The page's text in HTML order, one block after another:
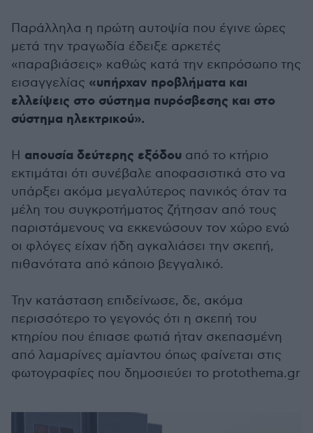
Παράλληλα η πρώτη αυτοψία που έγινε ώρες
μετά την τραγωδία έδειξε αρκετές
«παραβιάσεις» καθώς κατά την εκπρόσωπο της
εισαγγελίας «υπήρχαν προβλήματα και
ελλείψεις στο σύστημα πυρόσβεσης και στο
σύστημα ηλεκτρικού».
Η απουσία δεύτερης εξόδου από το κτήριο
εκτιμάται ότι συνέβαλε αποφασιστικά στο να
υπάρξει ακόμα μεγαλύτερος πανικός όταν τα
μέλη του συγκροτήματος ζήτησαν από τους
παριστάμενους να εκκενώσουν τον χώρο ενώ
οι φλόγες είχαν ήδη αγκαλιάσει την σκεπή,
πιθανότατα από κάποιο βεγγαλικό.
Την κατάσταση επιδείνωσε, δε, ακόμα
περισσότερο το γεγονός ότι η σκεπή του
κτηρίου που έπιασε φωτιά ήταν σκεπασμένη
από λαμαρίνες αμίαντου όπως φαίνεται στις
φωτογραφίες που δημοσιεύει το protothema.gr